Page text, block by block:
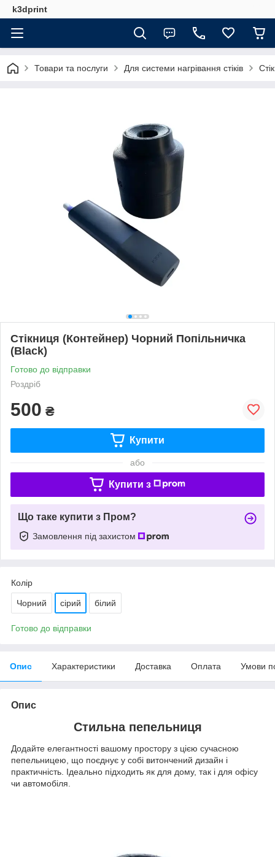
k3dprint
Товари та послуги Для системи нагрівання стіків
Стікниця (Контейнер) Чорний Попільничка
(Black)
Готово до відправки
Роздріб
500 ₴
Купити
або
Купити з
Що таке купити з Пром?
Замовлення під захистом
Колір
Чорний сірий білий
Готово до відправки
Опис Характеристики Доставка Оплата Умови
Опис
Стильна пепельниця
Додайте елегантності вашому простору з цією сучасною
пепельницею, що поєднує у собі витончений дизайн і
практичність. Ідеально підходить як для дому, так і для офісу
чи автомобіля.